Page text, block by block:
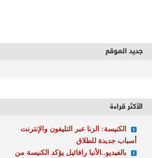
جديد الموقع
الأكثر قراءة
الكنيسة: الزنا عبر التليفون والإنترنت
أسباب جديدة للطلاق
بالفيديو..الأنبا رافائيل يؤكد الكنيسة من